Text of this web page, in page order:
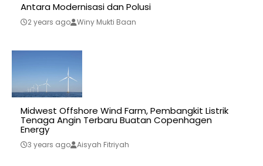
Antara Modernisasi dan Polusi
2 years ago Winy Mukti Baan
Midwest Offshore Wind Farm, Pembangkit Listrik
Tenaga Angin Terbaru Buatan Copenhagen
Energy
3 years ago Aisyah Fitriyah